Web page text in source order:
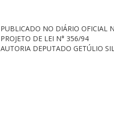
PUBLICADO NO DIÁRIO OFICIAL
PROJETO DE LEI N° 356/94
AUTORIA DEPUTADO GETÚLIO